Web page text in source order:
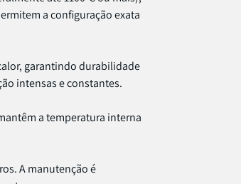
a configuração exata
garantindo durabilidade
intensas e constantes.
a temperatura interna
A manutenção é